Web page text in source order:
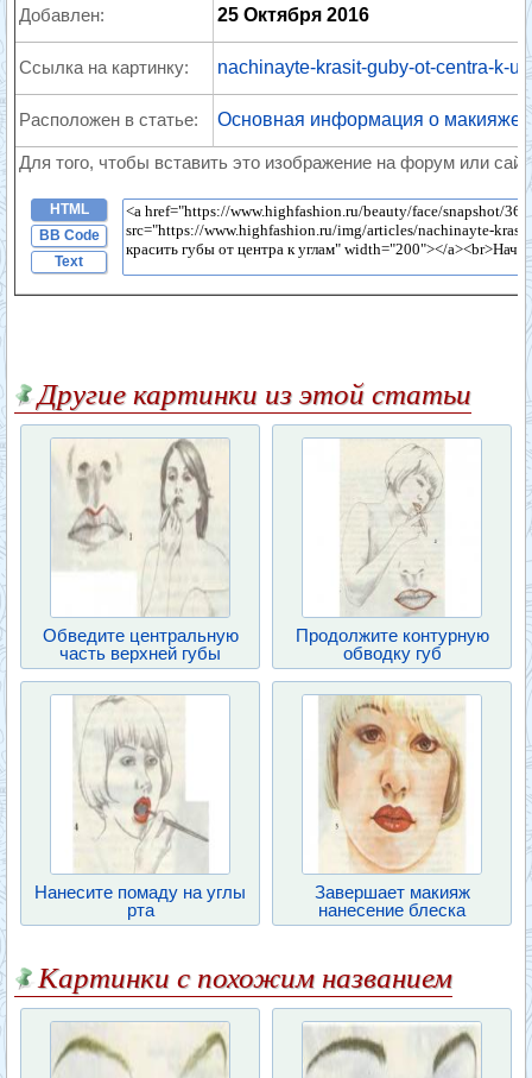
Добавлен: 25 Октября 2016
Ссылка на картинку: nachinayte-krasit-guby-ot-centra-k-
Расположен в статье: Основная информация о макияже
Для того, чтобы вставить это изображение на форум или
HTML
BB Code
Text
Другие картинки из этой статьи
Обведите центральную
часть верхней губы
Продолжите контурную
обводку губ
Нанесите помаду на углы
рта
Завершает макияж
нанесение блеска
Картинки с похожим названием